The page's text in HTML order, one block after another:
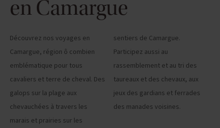
en Camargue
Découvrez nos voyages en
Camargue, région ô combien
emblématique pour tous
cavaliers et terre de cheval. Des
galops sur la plage aux
chevauchées à travers les
marais et prairies sur les
sentiers de Camargue.
Participez aussi au
rassemblement et au tri des
taureaux et des chevaux, aux
jeux des gardians et ferrades
des manades voisines.